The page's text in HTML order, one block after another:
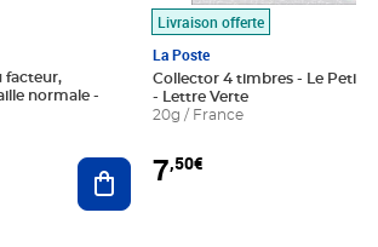
facteur,
Ajouter au panier
Livraison offerte
La Poste
Collector 4 timbres - Le Petit
- Lettre Verte
20g / France
7,50€